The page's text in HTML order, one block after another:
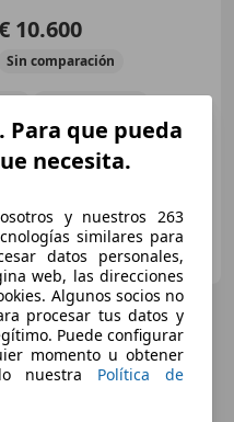
10.600
Sin comparación
Para que pueda
necesita.
y nuestros 263
similares para
datos personales,
web, las direcciones
Algunos socios no
procesar tus datos y
Puede configurar
momento u obtener
nuestra Política de